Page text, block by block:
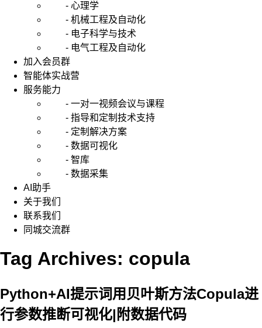
- 心理学
- 机械工程及自动化
- 电子科学与技术
- 电气工程及自动化
加入会员群
智能体实战营
服务能力
- 一对一视频会议与课程
- 指导和定制技术支持
- 定制解决方案
- 数据可视化
- 智库
- 数据采集
AI助手
关于我们
联系我们
同城交流群
Tag Archives: copula
Python+AI提示词用贝叶斯方法Copula进
行参数推断可视化|附数据代码